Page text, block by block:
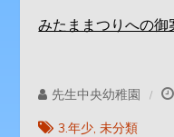
みたままつりへの御
先生中央幼稚園
3.年少 未分類